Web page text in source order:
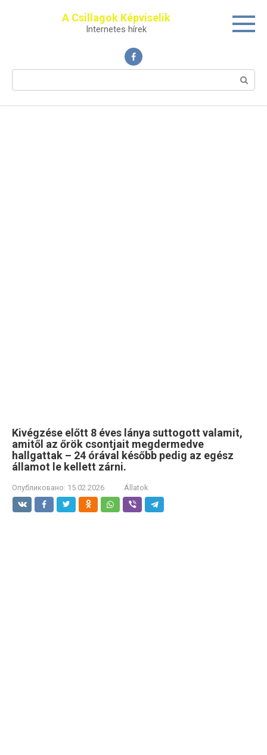
A Csillagok Képviselik
Internetes hírek
Поиск:
Kivégzése előtt 8 éves lánya suttogott valamit,
amitől az őrök csontjait megdermedve
hallgattak – 24 órával később pedig az egész
államot le kellett zárni.
Опубликовано: 15.02.2026 Állatok